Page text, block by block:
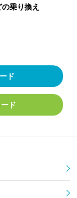
乗り換え
ド
ド